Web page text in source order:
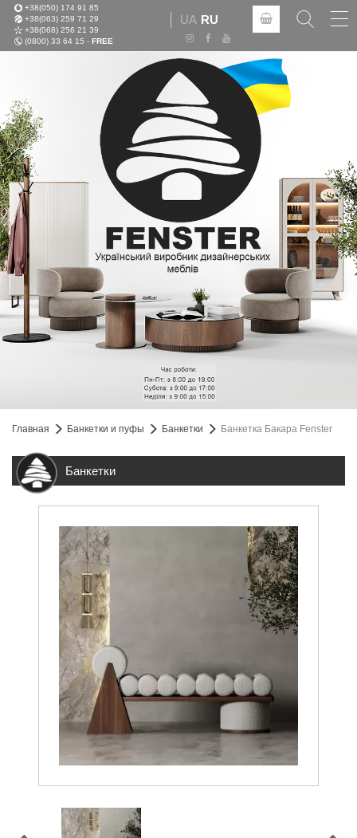
+38(050) 174 91 85
+38(063) 259 71 29
+38(068) 256 21 39
(0800) 33 64 15 - FREE
UA RU
Главная Банкетки и пуфы Банкетки Банкетка Бакара Fenster
Банкетки